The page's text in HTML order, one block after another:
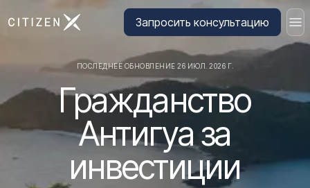
Перейти на главную страницу CitizenX
Запросить консультацию
ПОСЛЕДНЕЕ ОБНОВЛЕНИЕ 26 ИЮЛ. 2026 Г.
Гражданство
Антигуа за
инвестиции